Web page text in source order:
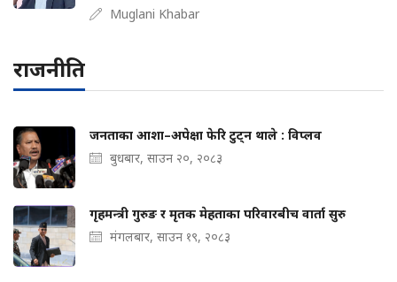
Muglani Khabar
राजनीति
जनताका आशा–अपेक्षा फेरि टुट्न थाले : विप्लव
बुधबार, साउन २०, २०८३
गृहमन्त्री गुरुङ र मृतक मेहताका परिवारबीच वार्ता सुरु
मंगलबार, साउन १९, २०८३